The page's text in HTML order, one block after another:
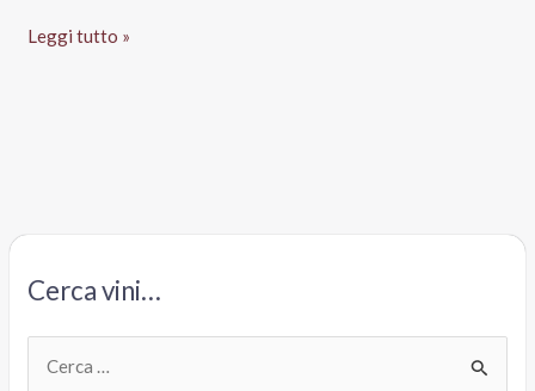
Pinot
Leggi tutto »
Cerca vini…